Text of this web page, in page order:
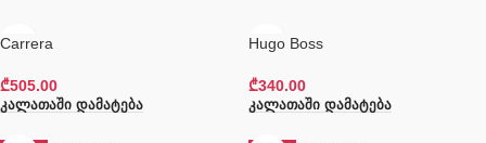
Carrera
₾505.00
Კალათაში Დამატება
Hugo Boss
₾340.00
Კალათაში Დამატება